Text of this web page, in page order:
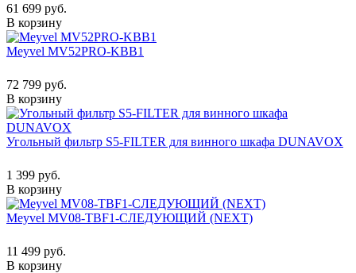
61 699 руб.
В корзину
Meyvel MV52PRO-KBB1
72 799 руб.
В корзину
Угольный фильтр S5-FILTER для винного шкафа DUNAVOX
1 399 руб.
В корзину
Meyvel MV08-TBF1-СЛЕДУЮЩИЙ (NEXT)
11 499 руб.
В корзину